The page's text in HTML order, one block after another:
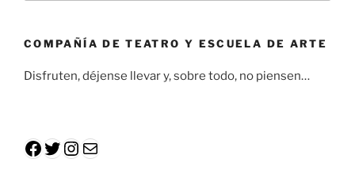
COMPAÑÍA DE TEATRO Y ESCUELA DE ARTE
Disfruten, déjense llevar y, sobre todo, no piensen…